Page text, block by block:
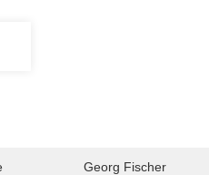
Georg Fischer